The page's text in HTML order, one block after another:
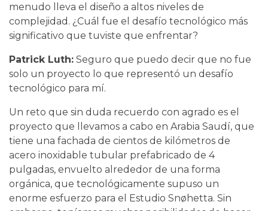
menudo lleva el diseño a altos niveles de
complejidad. ¿Cuál fue el desafío tecnológico más
significativo que tuviste que enfrentar?
Patrick Luth: Seguro que puedo decir que no fue
solo un proyecto lo que representó un desafío
tecnológico para mí.
Un reto que sin duda recuerdo con agrado es el
proyecto que llevamos a cabo en Arabia Saudí, que
tiene una fachada de cientos de kilómetros de
acero inoxidable tubular prefabricado de 4
pulgadas, envuelto alrededor de una forma
orgánica, que tecnológicamente supuso un
enorme esfuerzo para el Estudio Snøhetta. Sin